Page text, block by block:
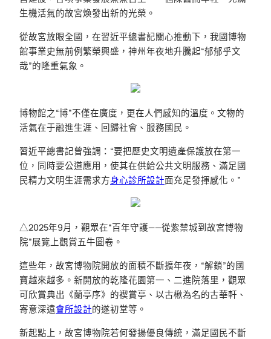
生機活氣的故宮煥發出新的光榮。
從故宮放眼全國，在習近平總書記關心推動下，我國博物
館事業史無前例繁榮興盛，神州年夜地升騰起“郁郁乎文
哉”的隆重氣象。
博物館之“博”不僅在廣度，更在人們感知的溫度。文物的
活氣在于融進生涯、回歸社會、服務國民。
習近平總書記曾強調：“要把歷史文明遺產保護放在第一
位，同時要公道應用，使其在供給公共文明服務、滿足國
民精力文明生涯需求方身心診所設計面充足發揮感化。”
△2025年9月，觀眾在“百年守護——從紫禁城到故宮博物
院”展覽上觀賞五牛圖卷。
這些年，故宮博物院開放的面積不斷擴年夜，“解鎖”的國
寶越來越多。新開放的乾隆花園第一、二進院落里，觀眾
可欣賞典出《蘭亭序》的禊賞亭、以古楸為名的古華軒、
寄意深遠會所設計的遂初堂等。
新起點上，故宮博物院若何發揚優良傳統，滿足國民不斷